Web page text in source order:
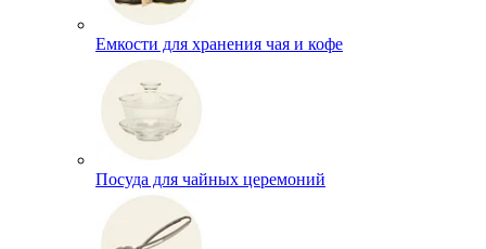
Емкости для хранения чая и кофе
Посуда для чайных церемоний